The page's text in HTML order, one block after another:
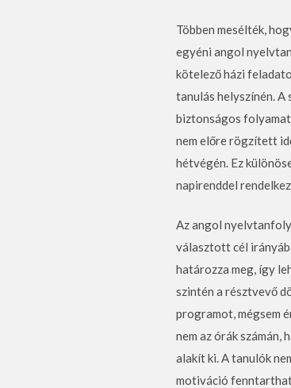
Többen mesélték,
egyéni angol
kötelező házi
tanulás helyszínén.
biztonságos
nem előre rögzített
hétvégén. Ez
napirenddel
Az angol
választott cél
határozza meg, így
szintén a résztvevő
programot, mégsem
nem az órák számán,
alakít ki. A tanulók
motiváció